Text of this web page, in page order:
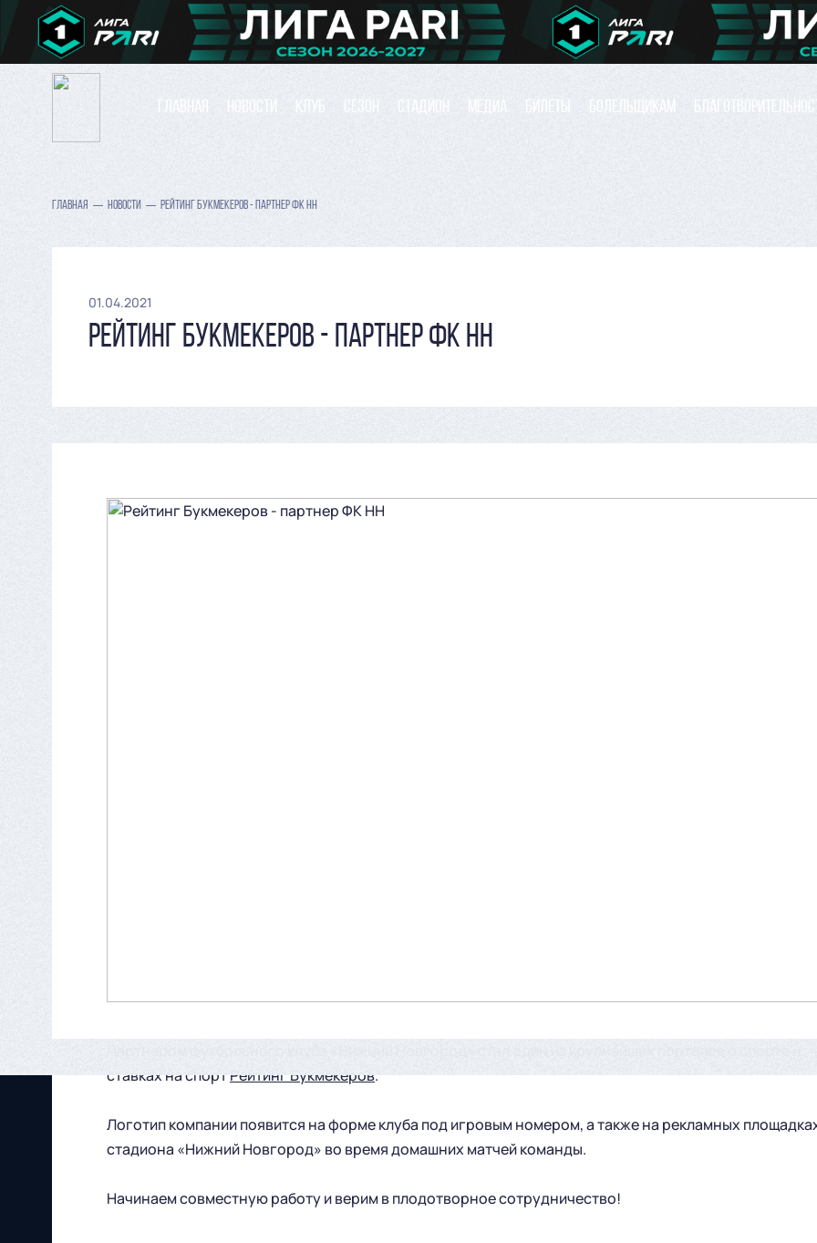
ГЛАВНАЯ НОВОСТИ КЛУБ СЕЗОН СТАДИОН МЕДИА БИЛЕТЫ БОЛЕЛЬЩИКАМ
ГЛАВНАЯ НОВОСТИ РЕЙТИНГ БУКМЕКЕРОВ - ПАРТНЕР ФК НН
01.04.2021
РЕЙТИНГ БУКМЕКЕРОВ - ПАРТНЕР ФК НН
ставках на спортРейтинг Букмекеров.
Логотип компании появится на форме клуба под игровым номером, а также на рекламных
стадиона «Нижний Новгород» во время домашних матчей команды.
Начинаем совместную работу и верим в плодотворное сотрудничество!